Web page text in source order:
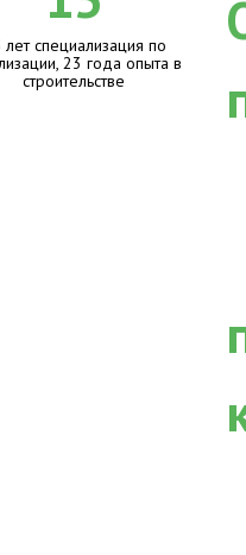
лет специализация по
23 года опыта в
строительстве